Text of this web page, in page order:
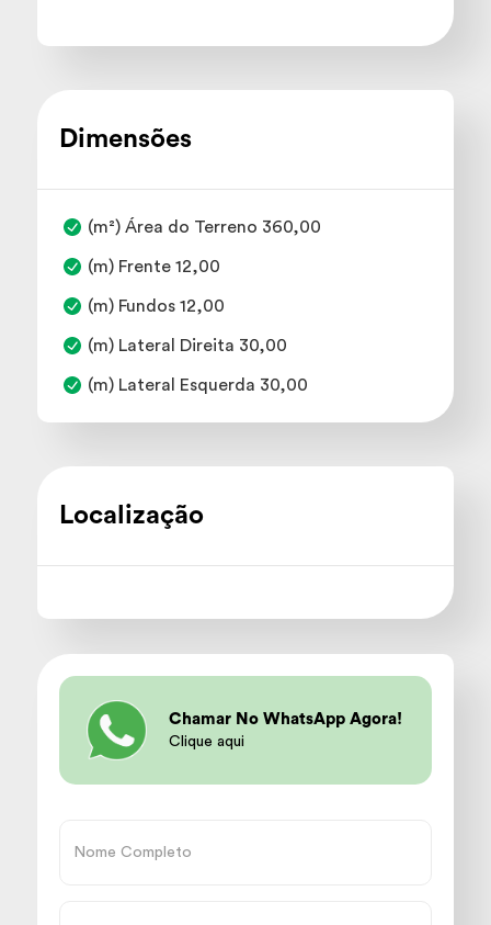
Dimensões
(m²) Área do Terreno 360,00
(m) Frente 12,00
(m) Fundos 12,00
(m) Lateral Direita 30,00
(m) Lateral Esquerda 30,00
Localização
Chamar No WhatsApp Agora!
Clique aqui